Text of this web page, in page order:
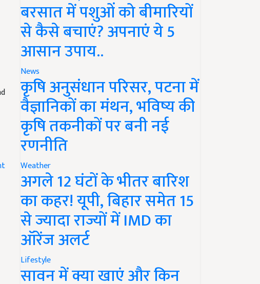
बरसात में पशुओं को बीमारियों
से कैसे बचाएं? अपनाएं ये 5
आसान उपाय..
News
कृषि अनुसंधान परिसर, पटना में
वैज्ञानिकों का मंथन, भविष्य की
कृषि तकनीकों पर बनी नई
रणनीति
Weather
अगले 12 घंटों के भीतर बारिश
का कहर! यूपी, बिहार समेत 15
से ज्यादा राज्यों में IMD का
ऑरेंज अलर्ट
Lifestyle
सावन में क्या खाएं और किन